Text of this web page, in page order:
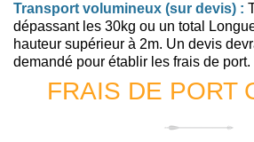
Transport volumineux (sur devis) :
dépassant les 30kg ou un total
hauteur supérieur à 2m. Un devis
demandé pour établir les frais de port.
FRAIS DE PORT